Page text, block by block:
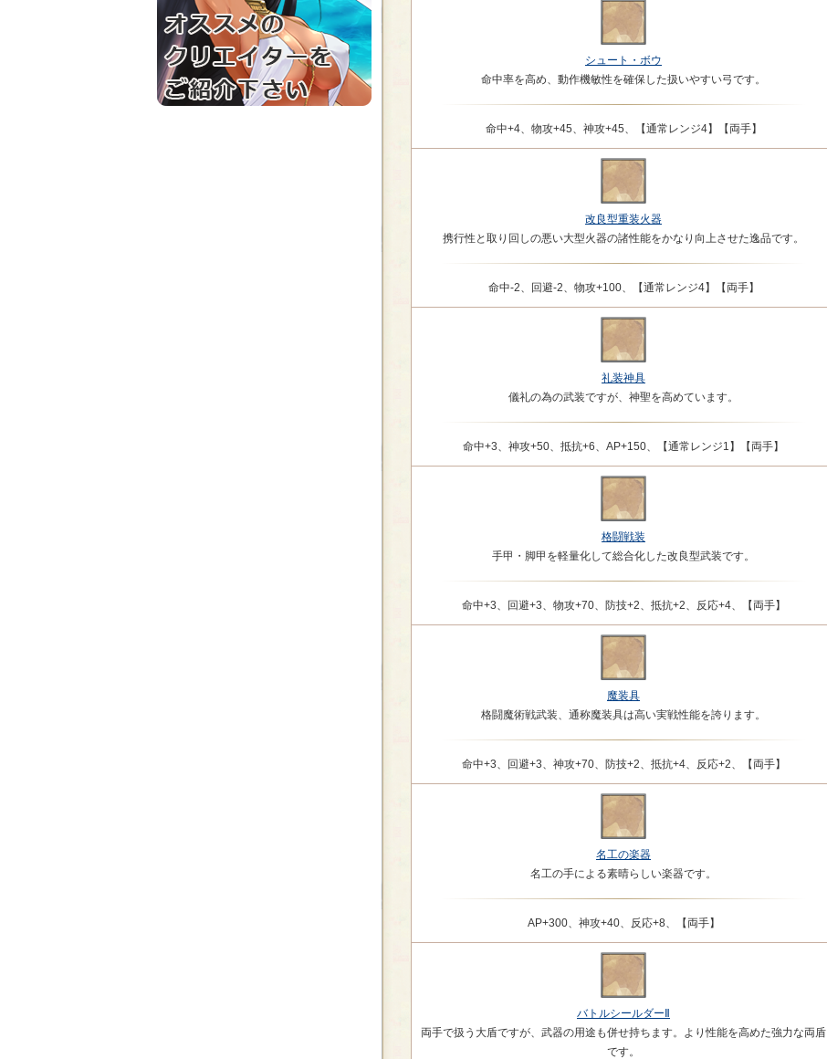
シュート・ボウ
命中率を高め、動作機敏性を確保した扱いやすい弓です。
命中+4、物攻+45、神攻+45、【通常レンジ4】【両手】
改良型重装火器
携行性と取り回しの悪い大型火器の諸性能をかなり向上させた逸品です。
命中-2、回避-2、物攻+100、【通常レンジ4】【両手】
礼装神具
儀礼の為の武装ですが、神聖を高めています。
命中+3、神攻+50、抵抗+6、AP+150、【通常レンジ1】【両手】
格闘戦装
手甲・脚甲を軽量化して総合化した改良型武装です。
命中+3、回避+3、物攻+70、防技+2、抵抗+2、反応+4、【両手】
魔装具
格闘魔術戦武装、通称魔装具は高い実戦性能を誇ります。
命中+3、回避+3、神攻+70、防技+2、抵抗+4、反応+2、【両手】
名工の楽器
名工の手による素晴らしい楽器です。
AP+300、神攻+40、反応+8、【両手】
バトルシールダーⅡ
両手で扱う大盾ですが、武器の用途も併せ持ちます。より性能を高めた強力な両盾
です。